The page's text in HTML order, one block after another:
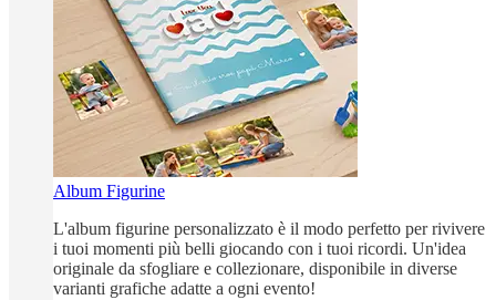
Album Figurine
L'album figurine personalizzato è il modo perfetto per rivivere
i tuoi momenti più belli giocando con i tuoi ricordi. Un'idea
originale da sfogliare e collezionare, disponibile in diverse
varianti grafiche adatte a ogni evento!